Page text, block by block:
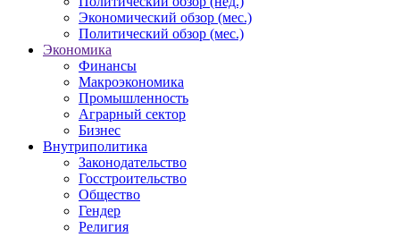
Экономический обзор (мес.)
Политический обзор (мес.)
Экономика
Финансы
Макроэкономика
Промышленность
Аграрный сектор
Бизнес
Внутриполитика
Законодательство
Госстроительство
Общество
Гендер
Религия